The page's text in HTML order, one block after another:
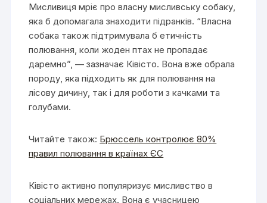
Мисливиця мріє про власну мисливську собаку,
яка б допомагала знаходити підранків. “Власна
собака також підтримувала б етичність
полювання, коли жоден птах не пропадає
даремно”, — зазначає Ківісто. Вона вже обрала
породу, яка підходить як для полювання на
лісову дичину, так і для роботи з качками та
голубами.
Читайте також: Брюссель контролює 80%
правил полювання в країнах ЄС
Ківісто активно популяризує мисливство в
соціальних мережах. Вона є учасницею